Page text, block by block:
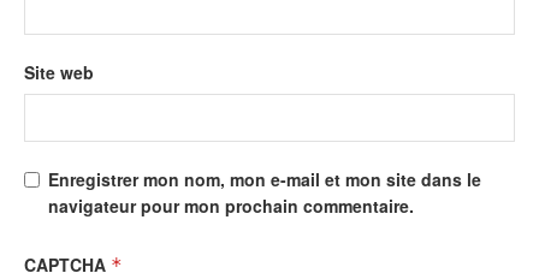
Site web
Enregistrer mon nom, mon e-mail et mon site dans le
navigateur pour mon prochain commentaire.
CAPTCHA *